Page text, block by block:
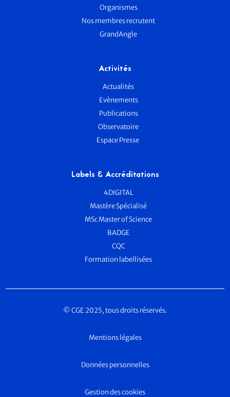
Organismes
Nos membres recrutent
GrandAngle
Activités
Actualités
Evènements
Publications
Observatoire
Espace Presse
Labels & Accréditations
4DIGITAL
Mastère Spécialisé
MSc Master of Science
BADGE
CQC
Formation labellisées
© CGE 2025, tous droits réservés.
Mentions légales
Données personnelles
Gestion des cookies